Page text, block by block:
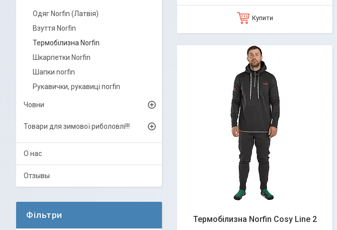
Купити
Термобілизна Norfin Cosy Line 2
Одяг Norfin (Латвія)
Взуття Norfin
Термобілизна Norfin
Шкарпетки Norfin
Шапки norfin
Рукавички, рукавиці norfin
Човни
Товари для зимової риболовлі!!!
О нас
Отзывы
Фільтри